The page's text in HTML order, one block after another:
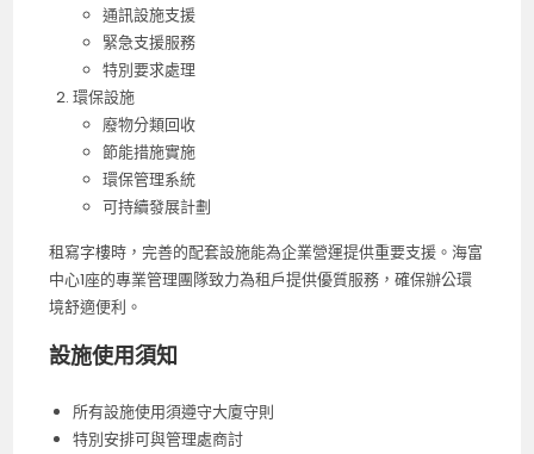
通訊設施支援
緊急支援服務
特別要求處理
環保設施
廢物分類回收
節能措施實施
環保管理系統
可持續發展計劃
租寫字樓時，完善的配套設施能為企業營運提供重要支援。海富
中心1座的專業管理團隊致力為租戶提供優質服務，確保辦公環
境舒適便利。
設施使用須知
所有設施使用須遵守大廈守則
特別安排可與管理處商討